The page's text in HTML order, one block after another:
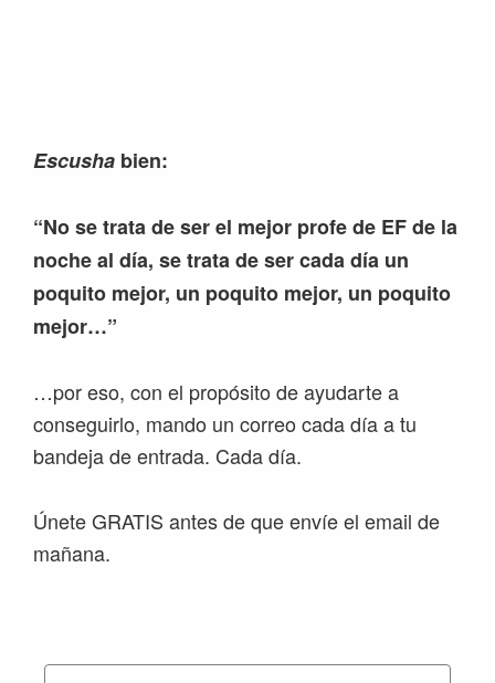
Escusha bien:
“No se trata de ser el mejor profe de EF de la
noche al día, se trata de ser cada día un
poquito mejor, un poquito mejor, un poquito
mejor…”
…por eso, con el propósito de ayudarte a
conseguirlo, mando un correo cada día a tu
bandeja de entrada. Cada día.
Únete GRATIS antes de que envíe el email de
mañana.